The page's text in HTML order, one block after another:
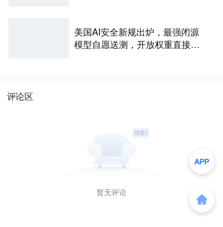
美国AI安全新规出炉，最强闭源
模型自愿送测，开放权重直接放
评论区
暂无评论